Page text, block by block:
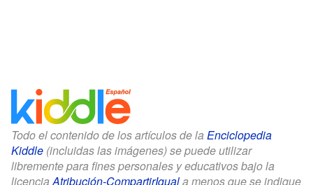
Todo el contenido de los artículos de la Enciclopedia
Kiddle (incluidas las imágenes) se puede utilizar
libremente para fines personales y educativos bajo la
licencia Atribución-CompartirIguala menos que se indique